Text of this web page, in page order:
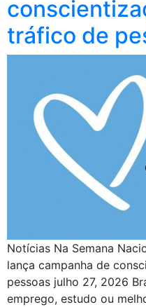
tráfico de
Notícias Na Semana
lança campanha de
pessoas julho 27, 2026
emprego, estudo ou